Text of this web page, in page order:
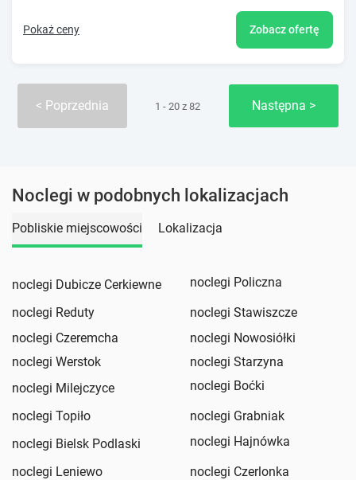
Pokaż ceny Zobacz ofertę
Poprzednia 1 - 20 z 82 Następna
Noclegi w podobnych lokalizacjach
Pobliskie miejscowości Lokalizacja
noclegi Dubicze Cerkiewne
noclegi Policzna
noclegi Reduty
noclegi Stawiszcze
noclegi Czeremcha
noclegi Nowosiółki
noclegi Werstok
noclegi Starzyna
noclegi Milejczyce
noclegi Boćki
noclegi Topiło
noclegi Grabniak
noclegi Bielsk Podlaski
noclegi Hajnówka
noclegi Leniewo
noclegi Czerlonka